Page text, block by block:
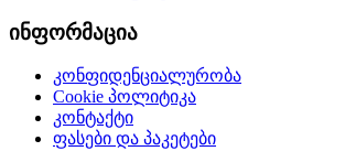
ინფორმაცია
კონფიდენციალურობა
Cookie პოლიტიკა
კონტაქტი
ფასები და პაკეტები